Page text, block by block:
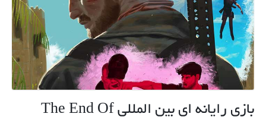
بازی رایانه ای بین المللی The End Of